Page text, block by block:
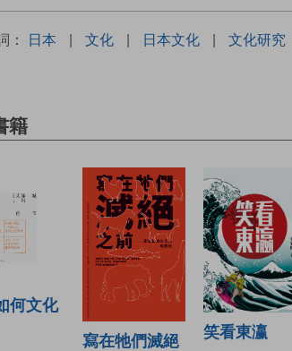
： 日本 | 文化 | 日本文化 | 文化研究
籍
何文化
寫在牠們滅絕
笑看東瀛